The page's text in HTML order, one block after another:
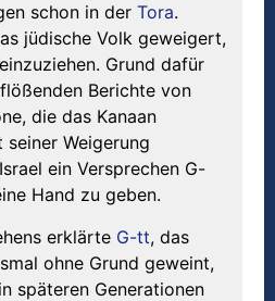
schon in der Tora.
jüdische Volk geweigert,
Grund dafür
Berichte von
die das Kanaan
Weigerung
ein Versprechen G-
Hand zu geben.
erklärte G-tt, das
ohne Grund geweint,
späteren Generationen